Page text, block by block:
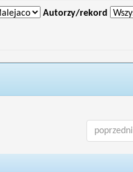
Autorzy/rekord
poprzedni